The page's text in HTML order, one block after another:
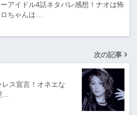
アイドル4話ネタバレ感想！ナオは怖
ちゃんは…
次の記事
ス宣言！オネエな